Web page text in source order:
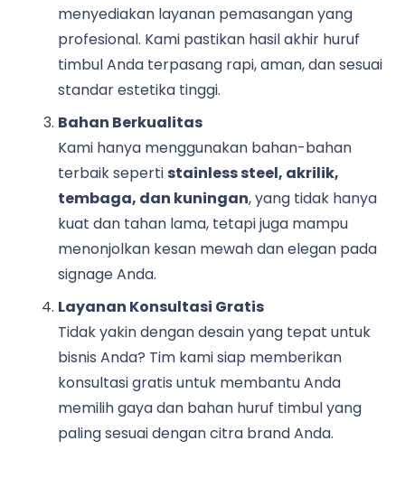
menyediakan layanan pemasangan yang
profesional. Kami pastikan hasil akhir huruf
timbul Anda terpasang rapi, aman, dan sesuai
standar estetika tinggi.
Bahan Berkualitas
Kami hanya menggunakan bahan-bahan
terbaik seperti stainless steel, akrilik,
tembaga, dan kuningan, yang tidak hanya
kuat dan tahan lama, tetapi juga mampu
menonjolkan kesan mewah dan elegan pada
signage Anda.
Layanan Konsultasi Gratis
Tidak yakin dengan desain yang tepat untuk
bisnis Anda? Tim kami siap memberikan
konsultasi gratis untuk membantu Anda
memilih gaya dan bahan huruf timbul yang
paling sesuai dengan citra brand Anda.